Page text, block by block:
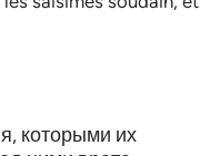
которыми их